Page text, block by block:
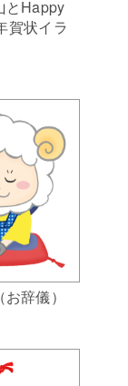
とHappy
賀状イラ
辞儀）